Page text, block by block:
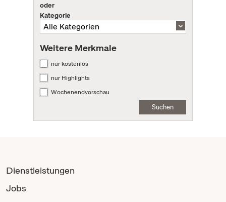
oder
Kategorie
Weitere Merkmale
nur kostenlos
nur Highlights
Wochenendvorschau
Suchen
Dienstleistungen
Jobs